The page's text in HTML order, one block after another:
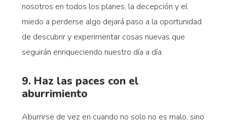
nosotros en todos los planes, la decepción y el
miedo a perderse algo dejará paso a la oportunidad
de descubrir y experimentar cosas nuevas que
seguirán enriqueciendo nuestro día a día.
9. Haz las paces con el
aburrimiento
Aburrirse de vez en cuando no solo no es malo, sino